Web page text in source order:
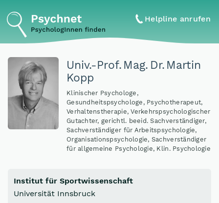
Helpline anrufen
Univ.-Prof.Mag.Dr.Martin
Kopp
Klinischer Psychologe,
Gesundheitspsychologe, Psychotherapeut,
Verhaltenstherapie, Verkehrspsychologischer
Gutachter, gerichtl. beeid. Sachverständiger,
Sachverständiger für Arbeitspsychologie,
Organisationspsychologie, Sachverständiger
für allgemeine Psychologie, Klin. Psychologie
Institut für Sportwissenschaft
Universität Innsbruck